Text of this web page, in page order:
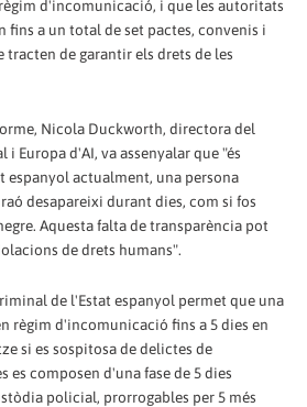
d'incomunicació, i que les autoritats
fins a un total de set pactes, convenis i
tracten de garantir els drets de les
Nicola Duckworth, directora del
i Europa d'AI, va assenyalar que "és
espanyol actualment, una persona
desapareixi durant dies, com si fos
Aquesta falta de transparència pot
de drets humans".
de l'Estat espanyol permet que una
règim d'incomunicació fins a 5 dies en
si es sospitosa de delictes de
es composen d'una fase de 5 dies
policial, prorrogables per 5 més